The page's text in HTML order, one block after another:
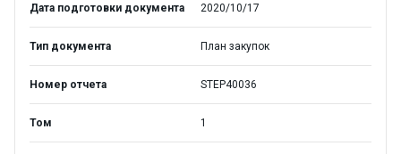
Дата подготовки документа 2020/10/17
Тип документа План закупок
Номер отчета STEP40036
Том 1